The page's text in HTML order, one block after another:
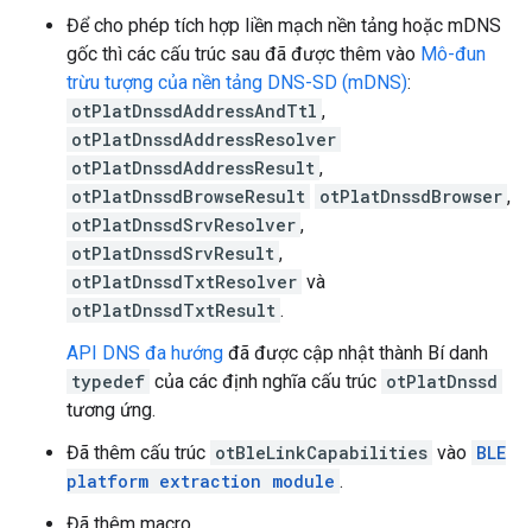
Để cho phép tích hợp liền mạch nền tảng hoặc mDNS
gốc thì các cấu trúc sau đã được thêm vào Mô-đun
trừu tượng của nền tảng DNS-SD (mDNS):
otPlatDnssdAddressAndTtl ,
otPlatDnssdAddressResolver
otPlatDnssdAddressResult ,
otPlatDnssdBrowseResult
otPlatDnssdBrowser ,
otPlatDnssdSrvResolver ,
otPlatDnssdSrvResult ,
otPlatDnssdTxtResolver và
otPlatDnssdTxtResult .
API DNS đa hướng đã được cập nhật thành Bí danh
typedef của các định nghĩa cấu trúc otPlatDnssd
tương ứng.
Đã thêm cấu trúc otBleLinkCapabilities vào BLE
platform extraction module .